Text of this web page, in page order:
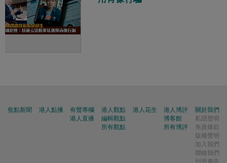
焦點新聞 港人點播
有聲專欄
港人直播
港人觀點
編輯觀點
所有觀點
港人花生
港人博評
博客館
所有博評
關於我們
私隱聲明
免責條款
版權聲明
加入我們
聯絡我們